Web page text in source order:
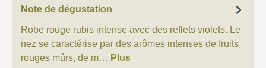
Note de dégustation
Robe rouge rubis intense avec des reflets violets. Le
nez se caractérise par des arômes intenses de fruits
rouges mûrs, de m… Plus